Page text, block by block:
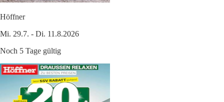
Höffner
Mi. 29.7. - Di. 11.8.2026
Noch 5 Tage gültig